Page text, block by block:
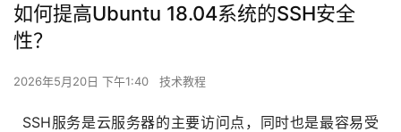
如何提高Ubuntu 18.04系统的SSH安全
性？
2026年5月20日 下午1:40 技术教程
SSH服务是云服务器的主要访问点，同时也是最容易受